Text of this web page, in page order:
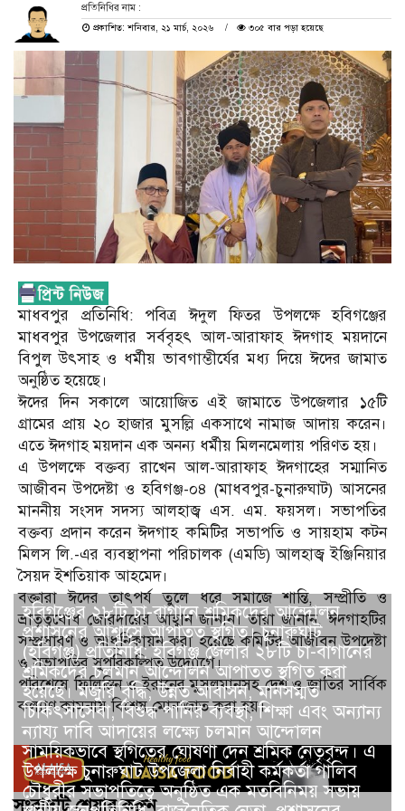
প্রতিনিধির নাম :
প্রকাশিত: শনিবার, ২১ মার্চ, ২০২৬
৩০৫ বার পড়া হয়েছে
মাধবপুর প্রতিনিধি: পবিত্র ঈদুল ফিতর উপলক্ষে হবিগঞ্জের
মাধবপুর উপজেলার সর্ববৃহৎ আল-আরাফাহ ঈদগাহ ময়দানে
বিপুল উৎসাহ ও ধর্মীয় ভাবগাম্ভীর্যের মধ্য দিয়ে ঈদের জামাত
অনুষ্ঠিত হয়েছে।
ঈদের দিন সকালে আয়োজিত এই জামাতে উপজেলার ১৫টি
গ্রামের প্রায় ২০ হাজার মুসল্লি একসাথে নামাজ আদায় করেন।
এতে ঈদগাহ ময়দান এক অনন্য ধর্মীয় মিলনমেলায় পরিণত হয়।
এ উপলক্ষে বক্তব্য রাখেন আল-আরাফাহ ঈদগাহের সম্মানিত
আজীবন উপদেষ্টা ও হবিগঞ্জ-০৪ (মাধবপুর-চুনারুঘাট) আসনের
মাননীয় সংসদ সদস্য আলহাজ্ব এস. এম. ফয়সল। সভাপতির
বক্তব্য প্রদান করেন ঈদগাহ কমিটির সভাপতি ও সায়হাম কটন
মিলস লি.-এর ব্যবস্থাপনা পরিচালক (এমডি) আলহাজ্ব ইঞ্জিনিয়ার
সৈয়দ ইশতিয়াক আহমেদ।
বক্তারা ঈদের তাৎপর্য তুলে ধরে সমাজে শান্তি, সম্প্রীতি ও
ভ্রাতৃত্ববোধ জোরদারের আহ্বান জানান। তারা জানান, ঈদগাহটির
সম্প্রসারণ ও আধুনিকায়ন করা হয়েছে কমিটির আজীবন উপদেষ্টা
ও সভাপতির সুপরিকল্পিত উদ্যোগে।
পরিশেষে ফিলিস্তিন ও ইরানের মুসলমানসহ দেশ ও জাতির সার্বিক
কল্যাণ কামনায় বিশেষ মোনাজাত করা হয়।
সংবাদটি শেয়ার করুন
হবিগঞ্জের ২৮টি চা-বাগানে শ্রমিকদের আন্দোলন
প্রশাসনের আশ্বাসে আপাতত স্থগিত। চুনারুঘাট
(হবিগঞ্জ) প্রতিনিধি: হবিগঞ্জ জেলার ২৮টি চা-বাগানের
শ্রমিকদের চলমান আন্দোলন আপাতত স্থগিত করা
হয়েছে। মজুরি বৃদ্ধি, উন্নত আবাসন, মানসম্মত
চিকিৎসাসেবা, বিশুদ্ধ পানির ব্যবস্থা, শিক্ষা এবং অন্যান্য
ন্যায্য দাবি আদায়ের লক্ষ্যে চলমান আন্দোলন
সাময়িকভাবে স্থগিতের ঘোষণা দেন শ্রমিক নেতৃবৃন্দ। এ
উপলক্ষে চুনারুঘাট উপজেলা নির্বাহী কর্মকর্তা গালিব
চৌধুরীর সভাপতিত্বে অনুষ্ঠিত এক মতবিনিময় সভায়